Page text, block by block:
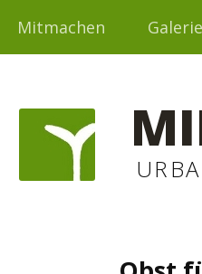
Mitmachen Galerie